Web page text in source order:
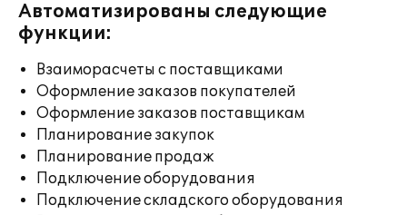
Автоматизированы следующие
функции:
Взаиморасчеты с поставщиками
Оформление заказов покупателей
Оформление заказов поставщикам
Планирование закупок
Планирование продаж
Подключение оборудования
Подключение складского оборудования